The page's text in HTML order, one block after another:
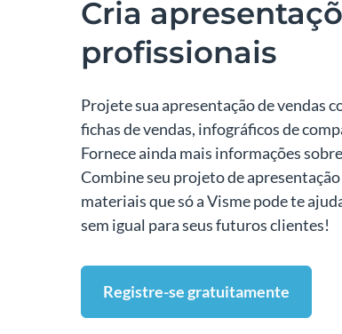
Cria
profissionais
Projete sua apresentação de vendas
fichas de vendas, infográficos de
Fornece ainda mais informações
Combine seu projeto de
materiais que só a Visme pode te
sem igual para seus futuros clientes!
Registre-se gratuitamente